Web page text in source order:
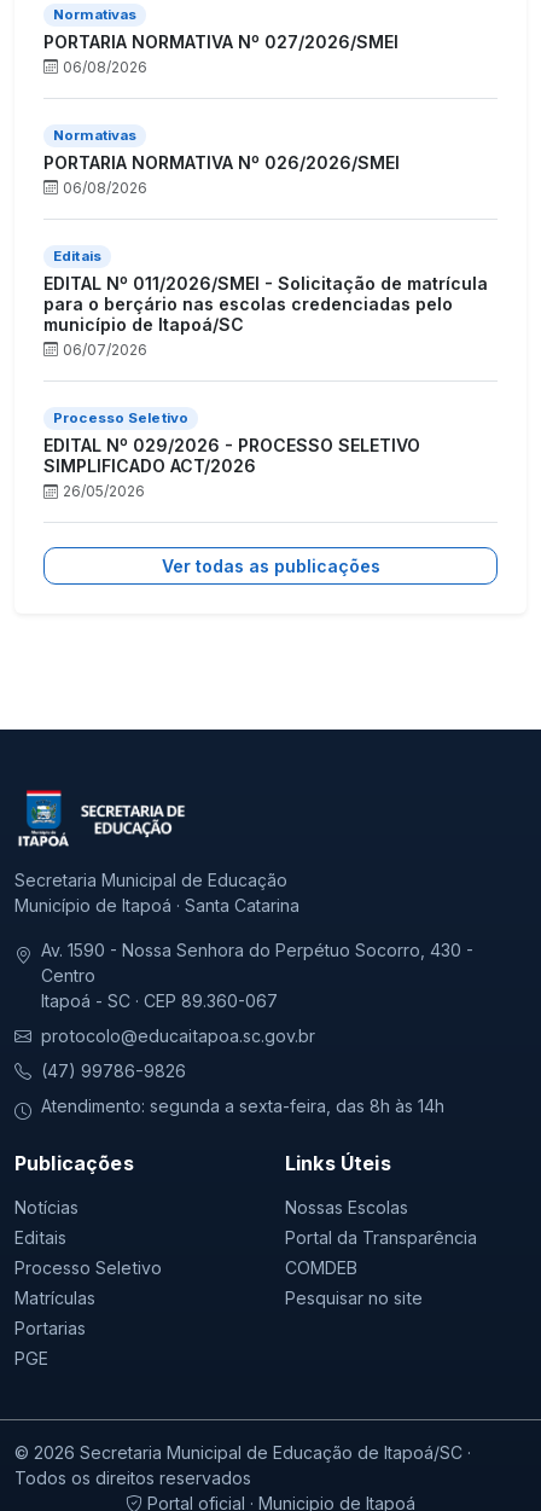
Normativas
PORTARIA NORMATIVA Nº 027/2026/SMEI
06/08/2026
Normativas
PORTARIA NORMATIVA Nº 026/2026/SMEI
06/08/2026
Editais
EDITAL Nº 011/2026/SMEI - Solicitação de matrícula
para o berçário nas escolas credenciadas pelo
município de Itapoá/SC
06/07/2026
Processo Seletivo
EDITAL Nº 029/2026 - PROCESSO SELETIVO
SIMPLIFICADO ACT/2026
26/05/2026
Ver todas as publicações
Secretaria Municipal de Educação
Município de Itapoá · Santa Catarina
Av. 1590 - Nossa Senhora do Perpétuo Socorro, 430 -
Centro
Itapoá - SC · CEP 89.360-067
protocolo@educaitapoa.sc.gov.br
(47) 99786-9826
Atendimento: segunda a sexta-feira, das 8h às 14h
Publicações
Notícias
Editais
Processo Seletivo
Matrículas
Portarias
PGE
Links Úteis
Nossas Escolas
Portal da Transparência
COMDEB
Pesquisar no site
© 2026 Secretaria Municipal de Educação de Itapoá/SC ·
Todos os direitos reservados
Portal oficial · Municipio de Itapoá